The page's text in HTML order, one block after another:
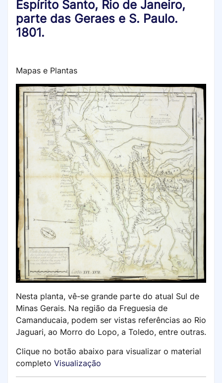
Espírito Santo, Rio de Janeiro,
parte das Geraes e S. Paulo.
1801.
Mapas e Plantas
Nesta planta, vê-se grande parte do atual Sul de
Minas Gerais. Na região da Freguesia de
Camanducaia, podem ser vistas referências ao Rio
Jaguari, ao Morro do Lopo, a Toledo, entre outras.
Clique no botão abaixo para visualizar o material
completo Visualização